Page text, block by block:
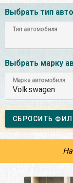
Выбрать тип
Тип автомобиля
Выбрать марку
Марка автомобиля
Volkswagen
СБРОСИТЬ